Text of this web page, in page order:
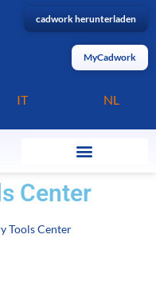
cadwork herunterladen
MyCadwork
IT NL
Center
Tools Center